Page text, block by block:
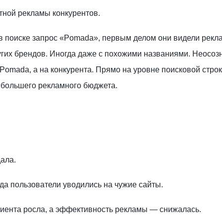
рекламы конкурентов.
поиске запрос «Pomada», первым делом они видели
брендов. Иногда даже с похожими названиями.
а на конкурента. Прямо на уровне поисковой
рекламного бюджета.
пользователи уводились на чужие сайты.
росла, а эффективность рекламы — снижалась.